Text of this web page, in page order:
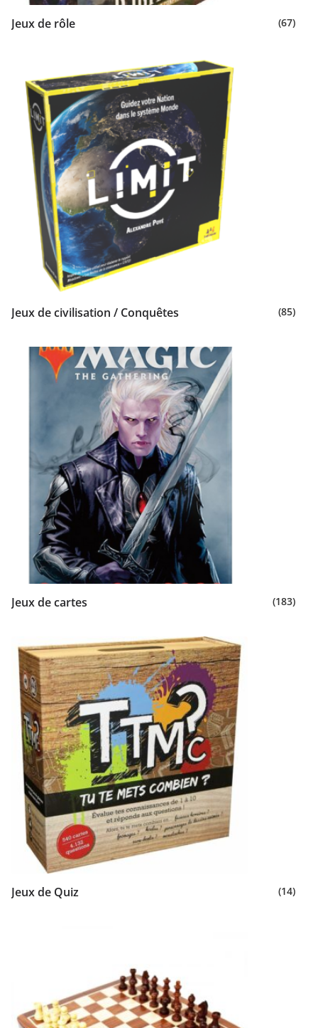
Jeux de rôle (67)
Jeux de civilisation / Conquêtes (85)
Jeux de cartes (183)
Jeux de Quiz (14)